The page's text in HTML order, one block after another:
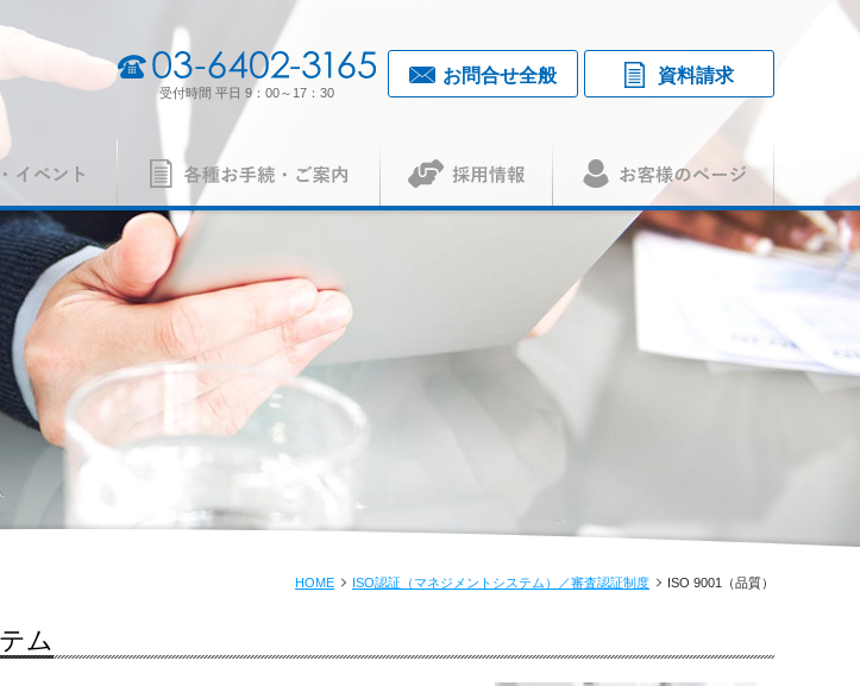
03-6402-3165
受付時間 平日 9：00～17：30
お問合せ全般 資料請求
理念・経営方針 事業所一覧・アクセス
14001 ISO 55001（アセット）
27001 （情報セキュリティ）
MSAの審査認証
スト
ント 各種お手続・ご案内
申立て・苦情
フレット
採用情報
認証審査員（契約審査員）
お客様のページ
HOME ISO認証（マネジメントシステム）／審査認証制度 ISO 9001（品質）
ム